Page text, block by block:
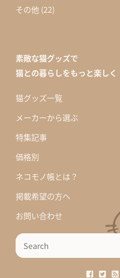
その他 (22)
素敵な猫グッズで
猫との暮らしをもっと楽しく
猫グッズ一覧
メーカーから選ぶ
特集記事
価格別
ネコモノ帳とは？
掲載希望の方へ
お問い合わせ